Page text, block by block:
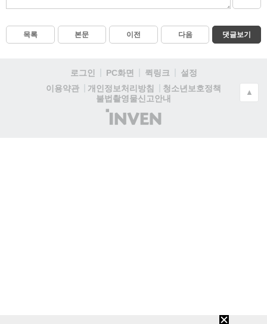
목록 본문 이전 다음 댓글보기
로그인 PC화면 퀵링크
설정
이용약관
개인정보처리방침
청소년보호정책
불법촬영물신고안내
(주)
인
▲